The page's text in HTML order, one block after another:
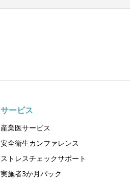
サービス
産業医サービス
安全衛生カンファレンス
ストレスチェックサポート
実施者3か月パック